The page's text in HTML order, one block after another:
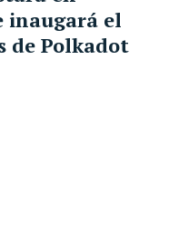
inaugará el
de Polkadot